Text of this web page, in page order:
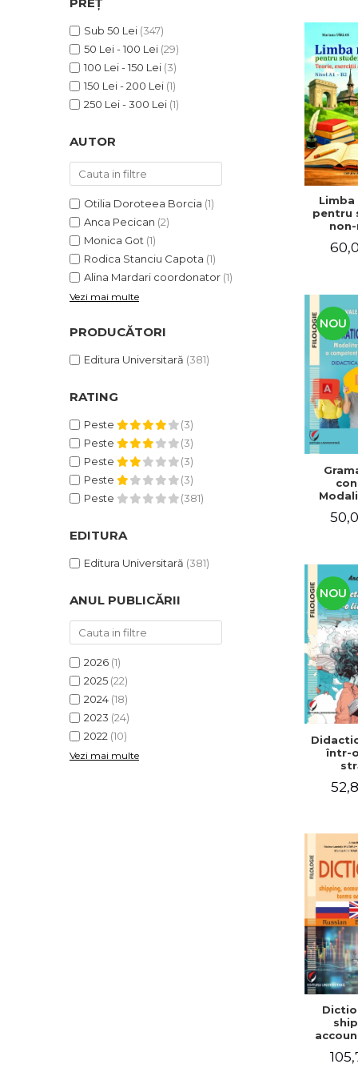
ADMINISTRATIVE
ȘTIINȚE ECONOMICE
ȘTIINȚE EXACTE
EDUCAȚIE FIZICĂ ȘI SPORT
PREUNIVERSITARIA
TIMP LIBER
PACHETE DE STUDIU
PROMOȚIILE LUNII
ULTIMELE EXEMPLARE
Cum Cumpăr
Politica de Retur
Formular de Retur
Distribuitori
Sub 50 Lei (347)
50 Lei - 100 Lei (29)
100 Lei - 150 Lei (3)
150 Lei - 200 Lei (1)
250 Lei - 300 Lei (1)
AUTOR
Otilia Doroteea Borcia (1)
Anca Pecican (2)
Monica Got (1)
Rodica Stanciu Capota (1)
Alina Mardari coordonator (1)
Vezi mai multe
PRODUCĂTORI
Editura Universitară (381)
RATING
Peste
(3)
Peste
(3)
Peste
(3)
Peste
(3)
Peste
(381)
EDITURA
Editura Universitară (381)
ANUL PUBLICĂRII
2026 (1)
2025 (22)
2024 (18)
2023 (24)
2022 (10)
Vezi mai multe
Limba
pentru
Teorie,
teste.
NOU
NOU
într-